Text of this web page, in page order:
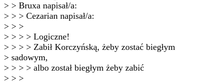
> > Bruxa napisał/a:
> > > Cezarian napisał/a:
> > >
> > > > Logiczne!
> > > > Zabił Korczyńską, żeby zostać biegłym
> sadowym,
> > > > albo został biegłym żeby zabić
> > >